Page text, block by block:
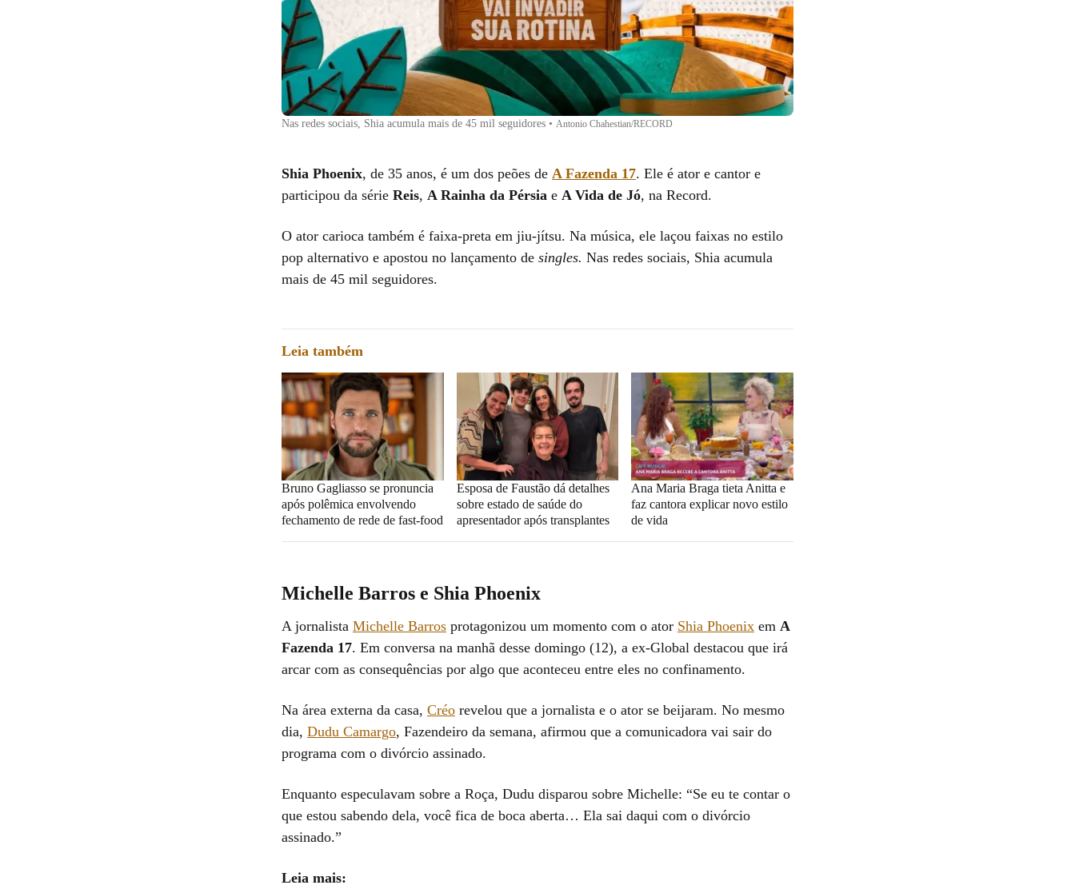
Nas redes sociais, Shia acumula mais de 45 mil seguidores • Antonio Chahestian/RECORD
Shia Phoenix, de 35 anos, é um dos peões de A Fazenda 17. Ele é ator e cantor e
participou da série Reis, A Rainha da Pérsia e A Vida de Jó, na Record.
O ator carioca também é faixa-preta em jiu-jítsu. Na música, ele laçou faixas no estilo
pop alternativo e apostou no lançamento de singles. Nas redes sociais, Shia acumula
mais de 45 mil seguidores.
Leia também
Bruno Gagliasso se pronuncia
após polêmica envolvendo
fechamento de rede de fast-food
Esposa de Faustão dá detalhes
sobre estado de saúde do
apresentador após transplantes
Ana Maria Braga tieta Anitta e
faz cantora explicar novo estilo
de vida
Michelle Barros e Shia Phoenix
A jornalista Michelle Barros protagonizou um momento com o ator Shia Phoenix em A
Fazenda 17. Em conversa na manhã desse domingo (12), a ex-Global destacou que irá
arcar com as consequências por algo que aconteceu entre eles no confinamento.
Na área externa da casa, Créo revelou que a jornalista e o ator se beijaram. No mesmo
dia, Dudu Camargo, Fazendeiro da semana, afirmou que a comunicadora vai sair do
programa com o divórcio assinado.
Enquanto especulavam sobre a Roça, Dudu disparou sobre Michelle: “Se eu te contar o
que estou sabendo dela, você fica de boca aberta… Ela sai daqui com o divórcio
assinado.”
Leia mais: